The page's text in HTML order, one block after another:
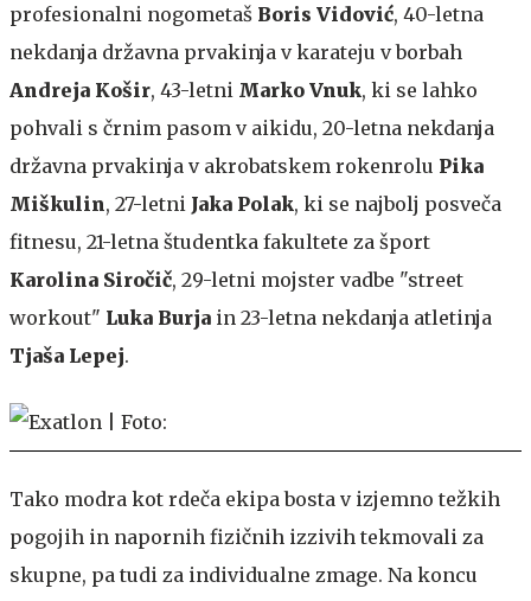
profesionalni nogometaš Boris Vidović, 40-letna
nekdanja državna prvakinja v karateju v borbah
Andreja Košir, 43-letni Marko Vnuk, ki se lahko
pohvali s črnim pasom v aikidu, 20-letna nekdanja
državna prvakinja v akrobatskem rokenrolu Pika
Miškulin, 27-letni Jaka Polak, ki se najbolj posveča
fitnesu, 21-letna študentka fakultete za šport
Karolina Siročič, 29-letni mojster vadbe "street
workout" Luka Burja in 23-letna nekdanja atletinja
Tjaša Lepej.
Tako modra kot rdeča ekipa bosta v izjemno težkih
pogojih in napornih fizičnih izzivih tekmovali za
skupne, pa tudi za individualne zmage. Na koncu